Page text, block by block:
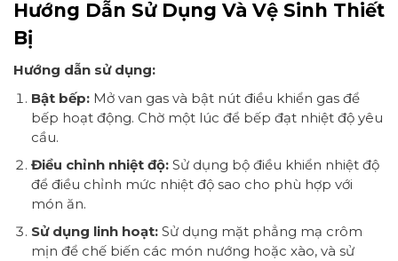
Hướng Dẫn Sử Dụng Và Vệ Sinh Thiết
Bị
Hướng dẫn sử dụng:
Bật bếp:Mở van gas và bật nút điều khiển gas để
bếp hoạt động. Chờ một lúc để bếp đạt nhiệt độ yêu
cầu.
Điều chỉnh nhiệt độ:Sử dụng bộ điều khiển nhiệt độ
để điều chỉnh mức nhiệt độ sao cho phù hợp với
món ăn.
Sử dụng linh hoạt:Sử dụng mặt phẳng mạ crôm
mịn để chế biến các món nướng hoặc xào, và sử